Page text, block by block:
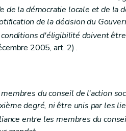
avances sur pensions
recours
de la démocratie locale et de la
de la décision du
d'éligibilité doivent
2005, art. 2) .
du conseil de l'action
degré, ni être unis par les
entre les membres du